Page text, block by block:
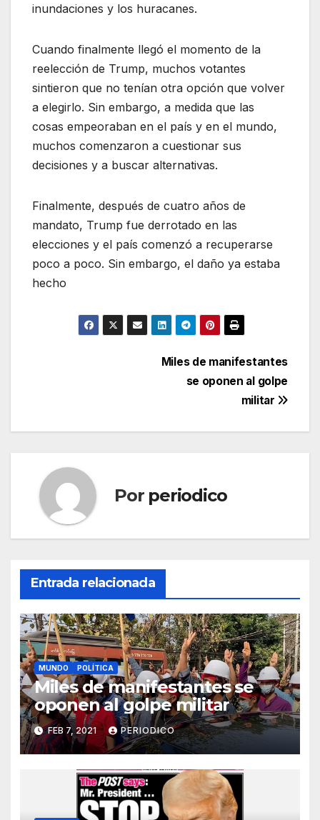
inundaciones y los huracanes.
Cuando finalmente llegó el momento de la
reelección de Trump, muchos votantes
sintieron que no tenían otra opción que volver
a elegirlo. Sin embargo, a medida que las
cosas empeoraban en el país y en el mundo,
muchos comenzaron a cuestionar sus
decisiones y a buscar alternativas.
Finalmente, después de cuatro años de
mandato, Trump fue derrotado en las
elecciones y el país comenzó a recuperarse
poco a poco. Sin embargo, el daño ya estaba
hecho
entradas
Miles de manifestantes
se oponen al golpe
militar
Por periodico
Entrada relacionada
MUNDO POLÍTICA
Miles de manifestantes se
oponen al golpe militar
FEB 7, 2021 PERIODICO